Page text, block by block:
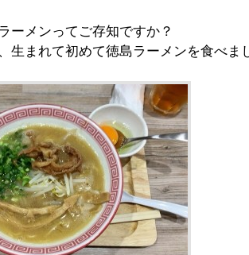
ーメンってご存知ですか？
生まれて初めて徳島ラーメンを食べま